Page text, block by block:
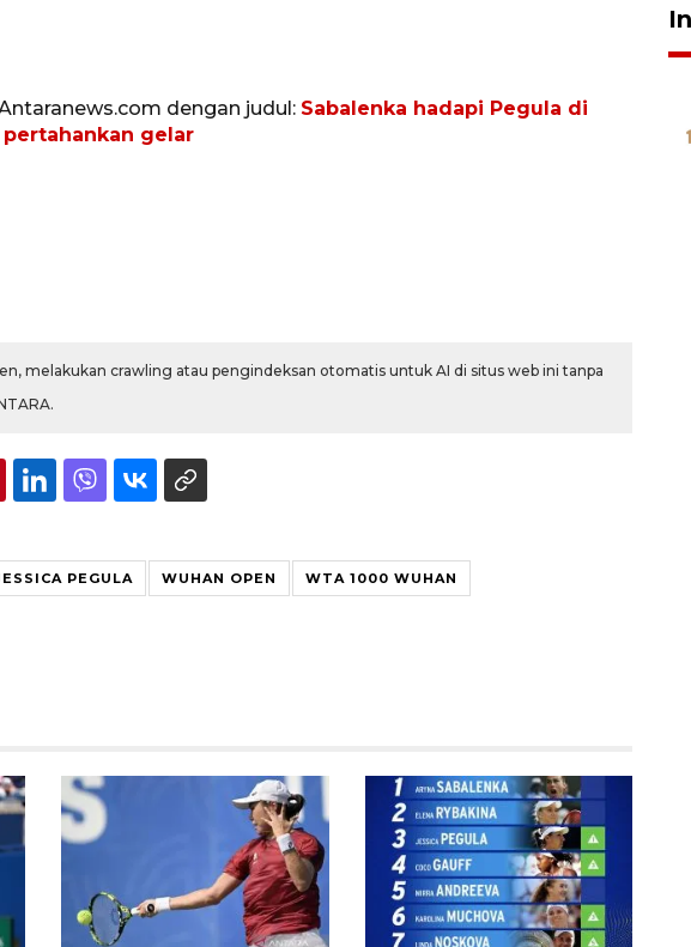
dengan judul: Sabalenka hadapi Pegula di
gelar
melakukan crawling atau pengindeksan otomatis untuk AI di situs web ini tanpa
PEGULA WUHAN OPEN WTA 1000 WUHAN
laki
2026-08-06 06:30:00